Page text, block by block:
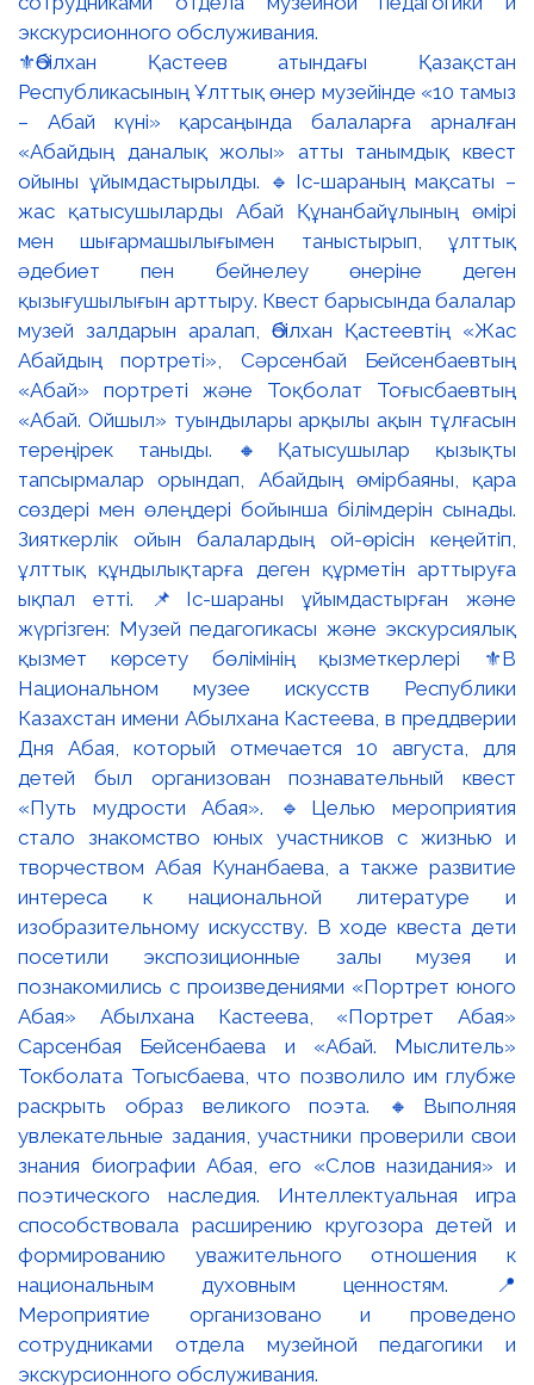
⚜️Әбілхан Қастеев атындағы Қазақстан
Республикасының Ұлттық өнер музейінде «10 тамыз
– Абай күні» қарсаңында балаларға арналған
«Абайдың даналық жолы» атты танымдық квест
ойыны ұйымдастырылды. 🔹Іс-шараның мақсаты –
жас қатысушыларды Абай Құнанбайұлының өмірі
мен шығармашылығымен таныстырып, ұлттық
әдебиет пен бейнелеу өнеріне деген
қызығушылығын арттыру. Квест барысында балалар
музей залдарын аралап, Әбілхан Қастеевтің «Жас
Абайдың портреті», Сәрсенбай Бейсенбаевтың
«Абай» портреті және Тоқболат Тоғысбаевтың
«Абай. Ойшыл» туындылары арқылы ақын тұлғасын
тереңірек таныды. 🔸Қатысушылар қызықты
тапсырмалар орындап, Абайдың өмірбаяны, қара
сөздері мен өлеңдері бойынша білімдерін сынады.
Зияткерлік ойын балалардың ой-өрісін кеңейтіп,
ұлттық құндылықтарға деген құрметін арттыруға
ықпал етті. 📌Іс-шараны ұйымдастырған және
жүргізген: Музей педагогикасы және экскурсиялық
қызмет көрсету бөлімінің қызметкерлері ⚜️В
Национальном музее искусств Республики
Казахстан имени Абылхана Кастеева, в преддверии
Дня Абая, который отмечается 10 августа, для
детей был организован познавательный квест
«Путь мудрости Абая». 🔹Целью мероприятия
стало знакомство юных участников с жизнью и
творчеством Абая Кунанбаева, а также развитие
интереса к национальной литературе и
изобразительному искусству. В ходе квеста дети
посетили экспозиционные залы музея и
познакомились с произведениями «Портрет юного
Абая» Абылхана Кастеева, «Портрет Абая»
Сарсенбая Бейсенбаева и «Абай. Мыслитель»
Токболата Тогысбаева, что позволило им глубже
раскрыть образ великого поэта. 🔸Выполняя
увлекательные задания, участники проверили свои
знания биографии Абая, его «Слов назидания» и
поэтического наследия. Интеллектуальная игра
способствовала расширению кругозора детей и
формированию уважительного отношения к
национальным духовным ценностям. 📍
Мероприятие организовано и проведено
сотрудниками отдела музейной педагогики и
экскурсионного обслуживания.